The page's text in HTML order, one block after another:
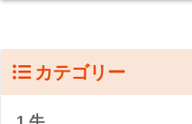
カテゴリー